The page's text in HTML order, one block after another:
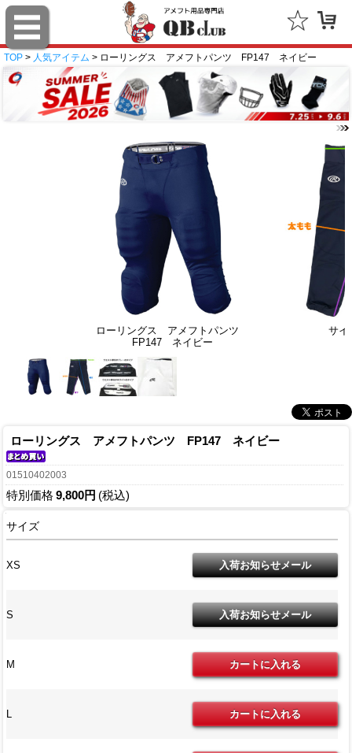
TOP > 人気アイテム > ローリングス アメフトパンツ FP147 ネイビー
ローリングス アメフトパンツ
FP147 ネイビー
サイ
ローリングス アメフトパンツ FP147 ネイビー
01510402003
特別価格 9,800円 (税込)
サイズ
XS
S
M
L